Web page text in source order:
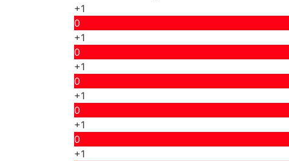
+1
0
+1
0
+1
0
+1
0
+1
0
+1